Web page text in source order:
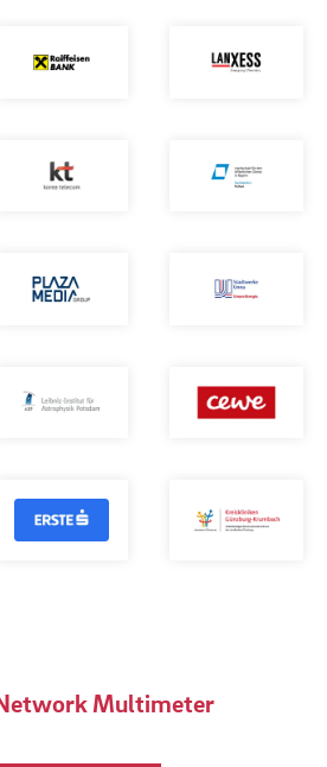
Multimeter